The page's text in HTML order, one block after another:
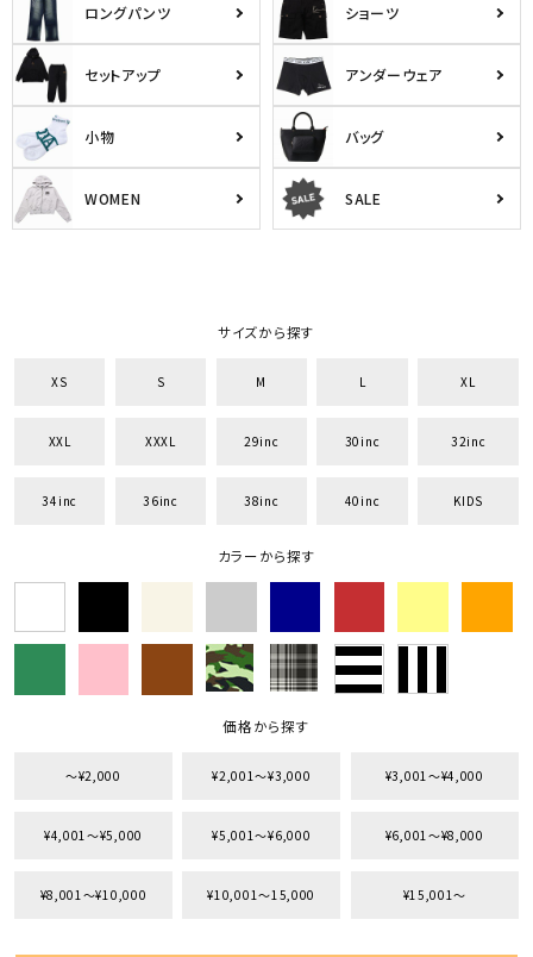
ロングパンツ ショーツ
セットアップ アンダーウェア
小物 バッグ
WOMEN SALE
サイズから探す
XS S M L XL
XXL XXXL 29inc 30inc 32inc
34inc 36inc 38inc 40inc KIDS
カラーから探す
価格から探す
〜¥2,000 ¥2,001〜¥3,000 ¥3,001〜¥4,000
¥4,001〜¥5,000 ¥5,001〜¥6,000 ¥6,001〜¥8,000
¥8,001〜¥10,000 ¥10,001〜15,000 ¥15,001〜